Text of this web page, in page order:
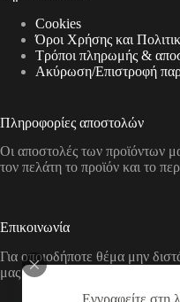
Εγγραφείτε στη
Cookies
Όροι Χρήσης και
Τρόποι πληρωμής &
Aκύρωση/Επιστροφή
Πληροφορίες αποστολών
Οι αποστολές των προϊόντων
τον πελάτη το προϊόν και το
Επικοινωνία
Για οποιοδήποτε θέμα μην
μας με τους παρακάτω τρόπους